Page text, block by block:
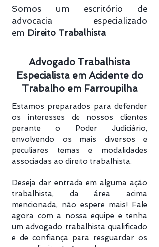
Somos um escritório de
advocacia especializado
em Direito Trabalhista
Advogado Trabalhista
Especialista em Acidente do
Trabalho em Farroupilha
Estamos preparados para defender
os interesses de nossos clientes
perante o Poder Judiciário,
envolvendo os mais diversos e
peculiares temas e modalidades
associadas ao direito trabalhista.
Deseja dar entrada em alguma ação
trabalhista, da área acima
mencionada, não espere mais! Fale
agora com a nossa equipe e tenha
um advogado trabalhista qualificado
e de confiança para resguardar os